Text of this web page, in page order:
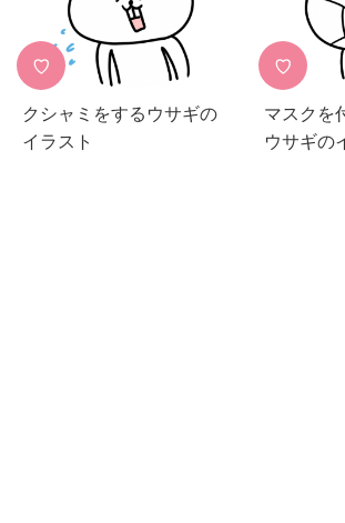
♡
クシャミをするウサギの
イラスト
♡
マスクを
ウサギの